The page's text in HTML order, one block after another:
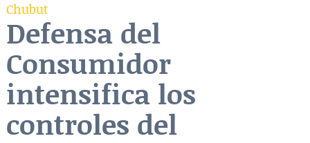
Chubut
Defensa del
Consumidor
intensifica los
controles del